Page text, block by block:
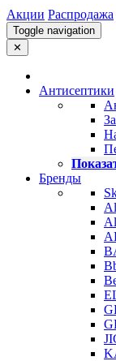
Акции Распродажа
Toggle navigation
✕
Антисептики
Бренды